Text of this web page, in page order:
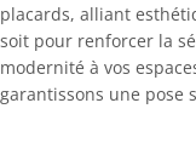
placards, alliant
soit pour renforcer la
modernité à vos
garantissons une pose